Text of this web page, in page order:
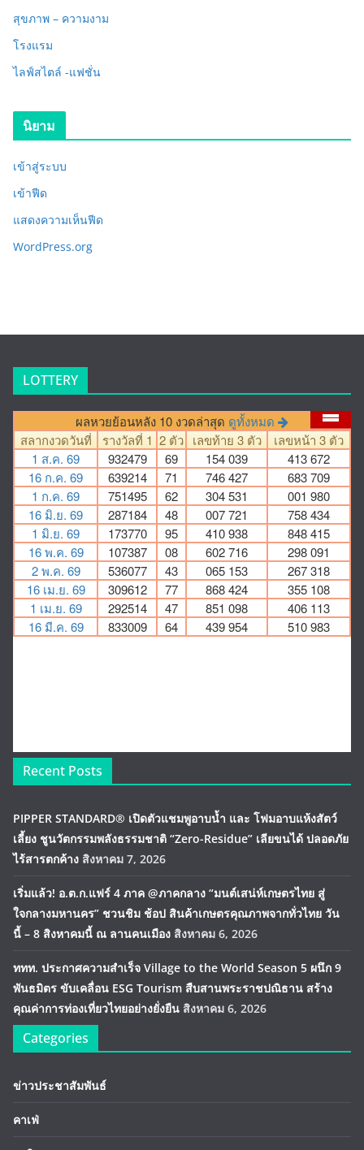
สุขภาพ – ความงาม
โรงแรม
ไลฟ์สไตล์ -แฟชั่น
นิยาม
เข้าสู่ระบบ
เข้าฟีด
แสดงความเห็นฟีด
WordPress.org
LOTTERY
Recent Posts
PIPPER STANDARD® เปิดตัวแชมพูอาบน้ำ และ โฟมอาบแห้งสัตว์
เลี้ยง ชูนวัตกรรมพลังธรรมชาติ “Zero-Residue” เลียขนได้ ปลอดภัย
ไร้สารตกค้าง สิงหาคม 7, 2026
เริ่มแล้ว! อ.ต.ก.แฟร์ 4 ภาค @ภาคกลาง “มนต์เสน่ห์เกษตรไทย สู่
ใจกลางมหานคร” ชวนชิม ช้อป สินค้าเกษตรคุณภาพจากทั่วไทย วัน
นี้ – 8 สิงหาคมนี้ ณ ลานคนเมือง สิงหาคม 6, 2026
ททท. ประกาศความสำเร็จ Village to the World Season 5 ผนึก 9
พันธมิตร ขับเคลื่อน ESG Tourism สืบสานพระราชปณิธาน สร้าง
คุณค่าการท่องเที่ยวไทยอย่างยั่งยืน สิงหาคม 6, 2026
Categories
ข่าวประชาสัมพันธ์
คาเฟ่